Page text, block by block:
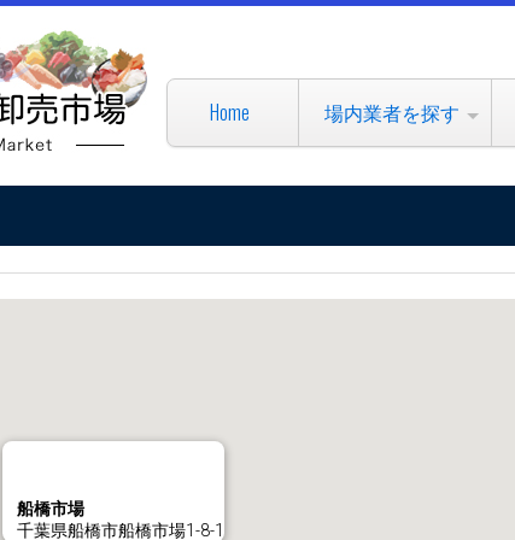
Home 場内業者を探す
船橋市場
千葉県船橋市船橋市場1-8-1